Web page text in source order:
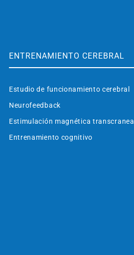
ENTRENAMIENTO CEREBRAL
Estudio de funcionamiento cerebral
Neurofeedback
Estimulación magnética transcraneal
Entrenamiento cognitivo